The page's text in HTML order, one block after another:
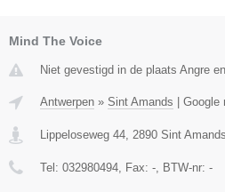
Mind The Voice
Niet gevestigd in de plaats Angre
Antwerpen » Sint Amands Google
Lippeloseweg 44, 2890 Sint Amands
Tel: 032980494, Fax: -, BTW-nr: -